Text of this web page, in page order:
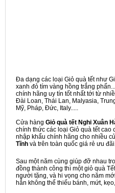
Đa dạng các loại Giỏ quà tết như
xanh đỏ tím vàng hồng trắng
chính hãng uy tín tốt nhất tới từ
Đài Loan, Thái Lan, Malyasia,
Mỹ, Pháp, Đức, Italy.....
Cửa hàng Giỏ quà tết Nghi Xuân
chính thức các loại Giỏ quà tết cao
nhập khẩu chính hãng cho nhiều
Tĩnh và trên toàn quốc giá rẻ ưu
Sau một năm cùng giúp đỡ nhau
đồng thành công thì một giỏ quà
người tặng, và hi vọng cho năm
hẳn không thể thiếu bánh, mứt,